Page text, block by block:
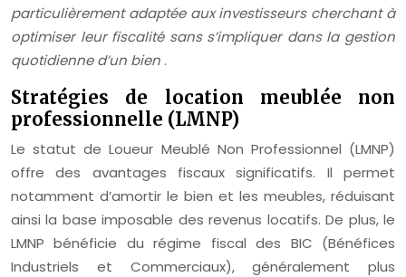
particulièrement adaptée aux investisseurs cherchant à
optimiser leur fiscalité sans s’impliquer dans la gestion
quotidienne d’un bien .
Stratégies de location meublée non
professionnelle (LMNP)
Le statut de Loueur Meublé Non Professionnel (LMNP)
offre des avantages fiscaux significatifs. Il permet
notamment d’amortir le bien et les meubles, réduisant
ainsi la base imposable des revenus locatifs. De plus, le
LMNP bénéficie du régime fiscal des BIC (Bénéfices
Industriels et Commerciaux), généralement plus